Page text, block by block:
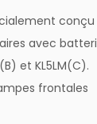
conçu
avec
et KL5LM(C).
frontales